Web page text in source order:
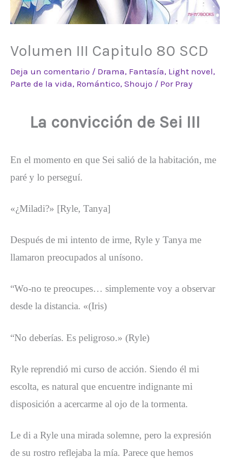
Volumen III Capitulo 80 SCD
Deja un comentario / Drama, Fantasía, Light novel,
Parte de la vida, Romántico, Shoujo / Por Pray
La convicción de Sei III
En el momento en que Sei salió de la habitación, me
paré y lo perseguí.
«¿Miladi?» [Ryle, Tanya]
Después de mi intento de irme, Ryle y Tanya me
llamaron preocupados al unísono.
“Wo-no te preocupes… simplemente voy a observar
desde la distancia. «(Iris)
“No deberías. Es peligroso.» (Ryle)
Ryle reprendió mi curso de acción. Siendo él mi
escolta, es natural que encuentre indignante mi
disposición a acercarme al ojo de la tormenta.
Le di a Ryle una mirada solemne, pero la expresión
de su rostro reflejaba la mía. Parece que hemos